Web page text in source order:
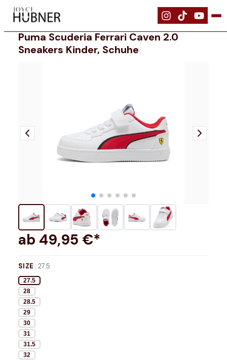
| Schuhe | PUMA Scuderia Ferrari Caven 2.0 Sneakers Kinder, Schuhe
Puma Scuderia Ferrari Caven 2.0
Sneakers Kinder, Schuhe
ab 49,95 €*
SIZE :27.5
27.5
28
28.5
29
30
31
31.5
32